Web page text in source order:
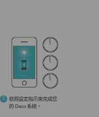
3
依照設定指示來完成您
的 Deco 系統。